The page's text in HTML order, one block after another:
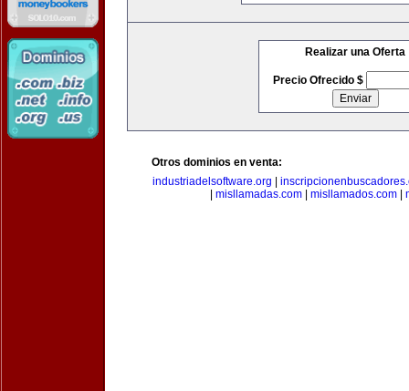
Realizar una Oferta
Precio Ofrecido $
Otros dominios en venta:
industriadelsoftware.org
misllamadas.com| misllamados.com|